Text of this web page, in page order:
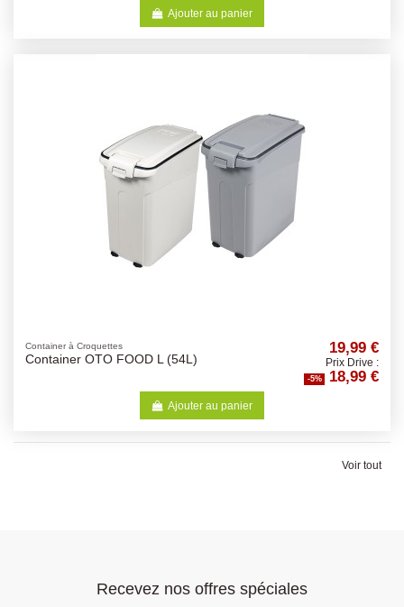
Ajouter au panier
Container à Croquettes
Container OTO FOOD L (54L)
19,99 €
Prix Drive :
-5% 18,99 €
Ajouter au panier
Voir tout
Recevez nos offres spéciales